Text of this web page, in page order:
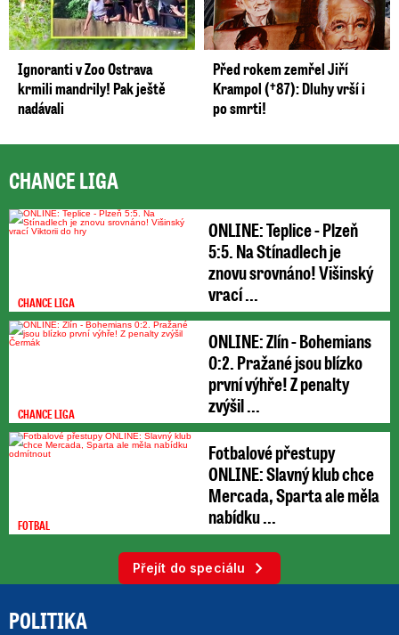
Ignoranti v Zoo Ostrava
krmili mandrily! Pak ještě
nadávali
Před rokem zemřel Jiří
Krampol (†87): Dluhy vrší i
po smrti!
CHANCE LIGA
CHANCE LIGA
ONLINE: Teplice - Plzeň
5:5. Na Stínadlech je
znovu srovnáno! Višinský
vrací ...
CHANCE LIGA
ONLINE: Zlín - Bohemians
0:2. Pražané jsou blízko
první výhře! Z penalty
zvýšil ...
FOTBAL
Fotbalové přestupy
ONLINE: Slavný klub chce
Mercada, Sparta ale měla
nabídku ...
Přejít do speciálu
POLITIKA